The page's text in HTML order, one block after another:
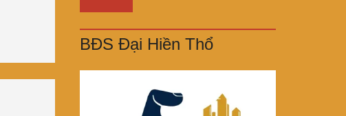
BĐS Đại Hiền Thổ